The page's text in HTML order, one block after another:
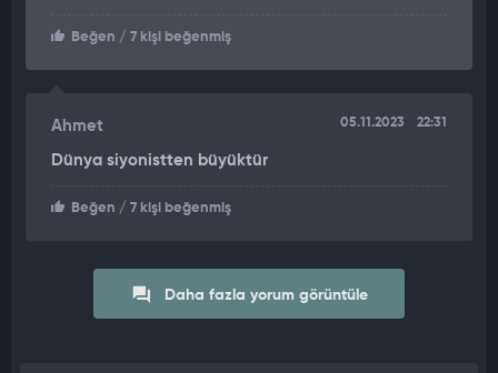
Beğen / 7 kişi beğenmiş
Ahmet 05.11.2023 22:31
Dünya siyonistten büyüktür
Beğen / 7 kişi beğenmiş
Daha fazla yorum görüntüle